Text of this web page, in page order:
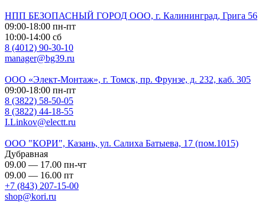
НПП БЕЗОПАСНЫЙ ГОРОД ООО, г. Калининград, Грига 56
09:00-18:00 пн-пт
10:00-14:00 сб
8 (4012) 90-30-10
manager@bg39.ru
ООО «Элект-Монтаж», г. Томск, пр. Фрунзе, д. 232, каб. 305
09:00-18:00 пн-пт
8 (3822) 58-50-05
8 (3822) 44-18-55
I.Linkov@electt.ru
ООО "КОРИ", Казань, ул. Салиха Батыева, 17 (пом.1015)
Дубравная
09.00 — 17.00 пн-чт
09.00 — 16.00 пт
+7 (843) 207-15-00
shop@kori.ru